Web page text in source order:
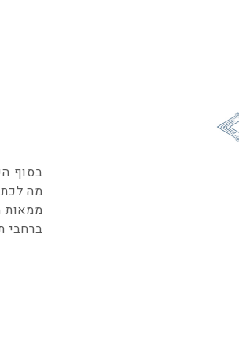
בסוף
מה
ממאות
ברחבי